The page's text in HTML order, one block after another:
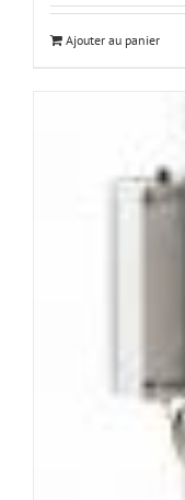
Ajouter au panier